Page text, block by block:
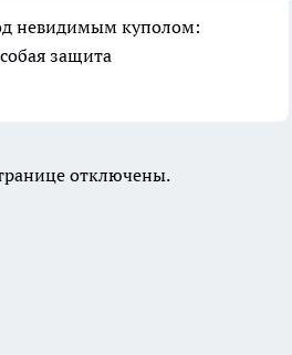
невидимым куполом:
защита
отключены.